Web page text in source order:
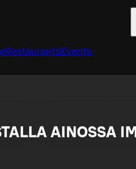
RestaurantsEvents
AINOSSA